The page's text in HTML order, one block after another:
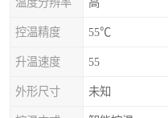
控温精度 55℃
升温速度 55
外形尺寸 未知